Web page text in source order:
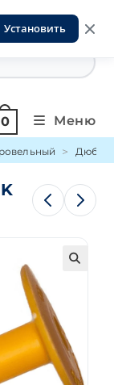
Установить
0 Меню